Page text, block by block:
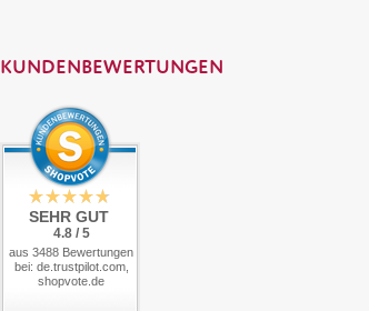
KUNDENBEWERTUNGEN
SEHR GUT
4.8 / 5
aus 3488 Bewertungen
bei: de.trustpilot.com,
shopvote.de